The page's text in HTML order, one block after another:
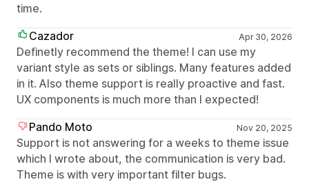
time.
Cazador
Apr 30, 2026
Definetly recommend the theme! I can use my
variant style as sets or siblings. Many features added
in it. Also theme support is really proactive and fast.
UX components is much more than I expected!
Pando Moto
Nov 20, 2025
Support is not answering for a weeks to theme issue
which I wrote about, the communication is very bad.
Theme is with very important filter bugs.